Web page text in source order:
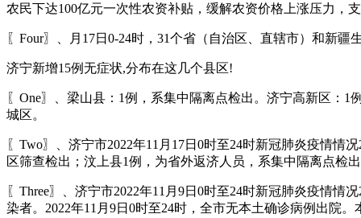
农民下达100亿元一次性农资补贴，缓解农资价格上涨压力，
〖Four〗、月17日0-24时，31个省（自治区、直辖市）和新疆
济宁新增15例无症状,分布在这几个县区!
〖One〗、梁山县：1例，系集中隔离点检出。济宁高新区：
城区。
〖Two〗、济宁市2022年11月17日0时至24时新冠肺炎疫情
区筛查检出；汶上县1例，为省外返济人员，系集中隔离点检
〖Three〗、济宁市2022年11月9日0时至24时新冠肺炎疫情
染者。2022年11月9日0时至24时，全市无本土确诊病例出院